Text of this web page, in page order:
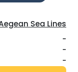
Sea Lines
-
-
-